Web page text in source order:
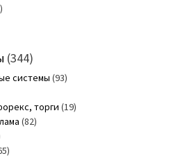
(344)
системы (93)
торги (19)
(82)